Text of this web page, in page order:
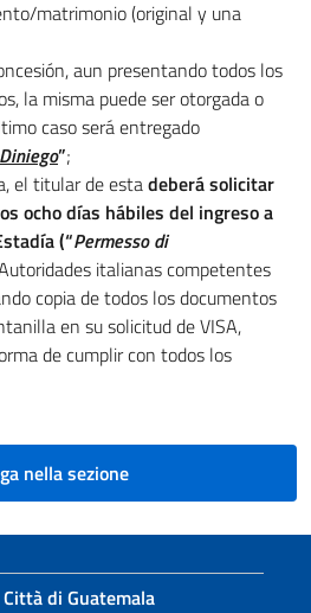
matrimonio (original y una
aun presentando todos los
la misma puede ser otorgada o
caso será entregado
”;
el titular de estadeberá solicitar
ocho días hábiles del ingreso a
(“Permesso di
italianas competentes
copia de todos los documentos
en su solicitud de VISA,
de cumplir con todos los
nella sezione
di Guatemala